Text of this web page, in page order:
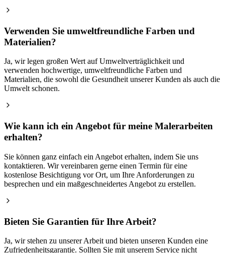
Verwenden Sie umweltfreundliche Farben und
Materialien?
Ja, wir legen großen Wert auf Umweltverträglichkeit und
verwenden hochwertige, umweltfreundliche Farben und
Materialien, die sowohl die Gesundheit unserer Kunden als auch die
Umwelt schonen.
Wie kann ich ein Angebot für meine Malerarbeiten
erhalten?
Sie können ganz einfach ein Angebot erhalten, indem Sie uns
kontaktieren. Wir vereinbaren gerne einen Termin für eine
kostenlose Besichtigung vor Ort, um Ihre Anforderungen zu
besprechen und ein maßgeschneidertes Angebot zu erstellen.
Bieten Sie Garantien für Ihre Arbeit?
Ja, wir stehen zu unserer Arbeit und bieten unseren Kunden eine
Zufriedenheitsgarantie. Sollten Sie mit unserem Service nicht